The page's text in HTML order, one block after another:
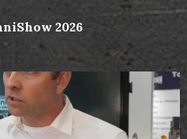
2026